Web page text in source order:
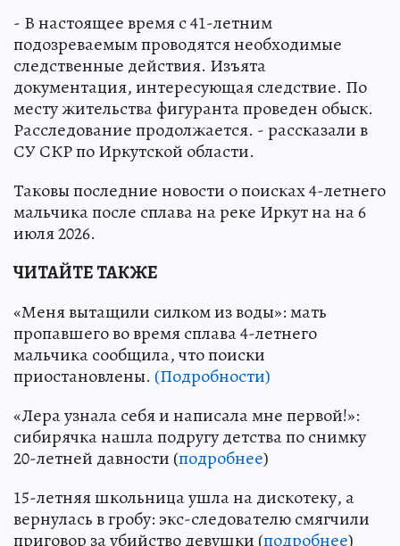
- В настоящее время с 41-летним
подозреваемым проводятся необходимые
следственные действия. Изъята
документация, интересующая следствие. По
месту жительства фигуранта проведен обыск.
Расследование продолжается. - рассказали в
СУ СКР по Иркутской области.
Таковы последние новости о поисках 4-летнего
мальчика после сплава на реке Иркут на на 6
июля 2026.
ЧИТАЙТЕ ТАКЖЕ
«Меня вытащили силком из воды»: мать
пропавшего во время сплава 4-летнего
мальчика сообщила, что поиски
приостановлены. (Подробности)
«Лера узнала себя и написала мне первой!»:
сибирячка нашла подругу детства по снимку
20-летней давности (подробнее)
15-летняя школьница ушла на дискотеку, а
вернулась в гробу: экс-следователю смягчили
приговор за убийство девушки (подробнее)